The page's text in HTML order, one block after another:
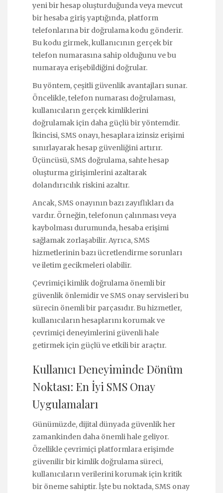
yeni bir hesap oluşturduğunda veya mevcut
bir hesaba giriş yaptığında, platform
telefonlarına bir doğrulama kodu gönderir.
Bu kodu girmek, kullanıcının gerçek bir
telefon numarasına sahip olduğunu ve bu
numaraya erişebildiğini doğrular.
Bu yöntem, çeşitli güvenlik avantajları sunar.
Öncelikle, telefon numarası doğrulaması,
kullanıcıların gerçek kimliklerini
doğrulamak için daha güçlü bir yöntemdir.
İkincisi, SMS onayı, hesaplara izinsiz erişimi
sınırlayarak hesap güvenliğini artırır.
Üçüncüsü, SMS doğrulama, sahte hesap
oluşturma girişimlerini azaltarak
dolandırıcılık riskini azaltır.
Ancak, SMS onayının bazı zayıflıkları da
vardır. Örneğin, telefonun çalınması veya
kaybolması durumunda, hesaba erişimi
sağlamak zorlaşabilir. Ayrıca, SMS
hizmetlerinin bazı ücretlendirme sorunları
ve iletim gecikmeleri olabilir.
Çevrimiçi kimlik doğrulama önemli bir
güvenlik önlemidir ve SMS onay servisleri bu
sürecin önemli bir parçasıdır. Bu hizmetler,
kullanıcıların hesaplarını korumak ve
çevrimiçi deneyimlerini güvenli hale
getirmek için güçlü ve etkili bir araçtır.
Kullanıcı Deneyiminde Dönüm
Noktası: En İyi SMS Onay
Uygulamaları
Günümüzde, dijital dünyada güvenlik her
zamankinden daha önemli hale geliyor.
Özellikle çevrimiçi platformlara erişimde
güvenilir bir kimlik doğrulama süreci,
kullanıcıların verilerini korumak için kritik
bir öneme sahiptir. İşte bu noktada, SMS onay